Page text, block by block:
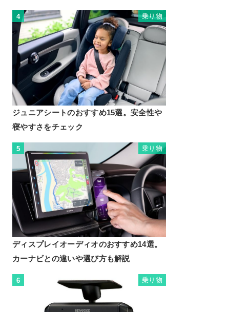
4 乗り物
ジュニアシートのおすすめ15選。安全性や
寝やすさをチェック
5 乗り物
ディスプレイオーディオのおすすめ14選。
カーナビとの違いや選び方も解説
6 乗り物